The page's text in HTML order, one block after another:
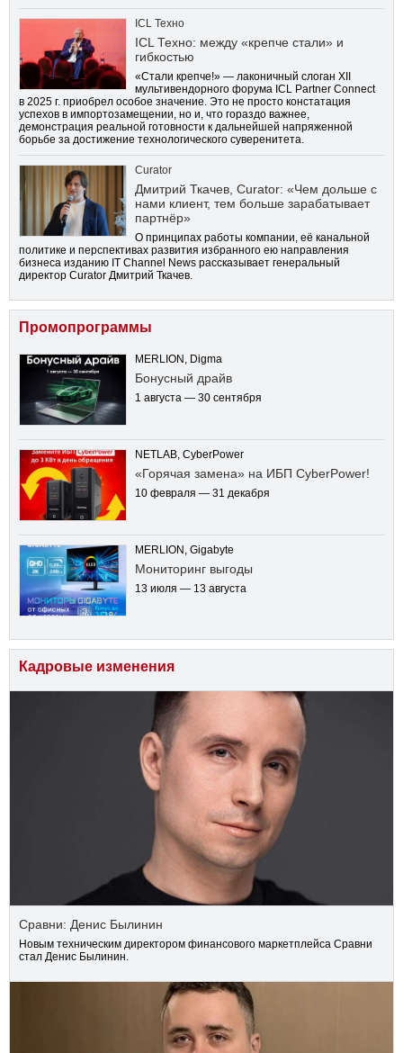
ICL Техно
ICL Техно: между «крепче стали» и
гибкостью
«Стали крепче!» — лаконичный слоган XII
мультивендорного форума ICL Partner Connect
в 2025 г. приобрел особое значение. Это не просто констатация
успехов в импортозамещении, но и, что гораздо важнее,
демонстрация реальной готовности к дальнейшей напряженной
борьбе за достижение технологического суверенитета.
Curator
Дмитрий Ткачев, Curator: «Чем дольше с
нами клиент, тем больше зарабатывает
партнёр»
О принципах работы компании, её канальной
политике и перспективах развития избранного ею направления
бизнеса изданию IT Channel News рассказывает генеральный
директор Curator Дмитрий Ткачев.
Промопрограммы
MERLION, Digma
Бонусный драйв
1 августа — 30 сентября
NETLAB, CyberPower
«Горячая замена» на ИБП CyberPower!
10 февраля — 31 декабря
MERLION, Gigabyte
Мониторинг выгоды
13 июля — 13 августа
Кадровые изменения
Сравни: Денис Былинин
Новым техническим директором финансового маркетплейса Сравни
стал Денис Былинин.